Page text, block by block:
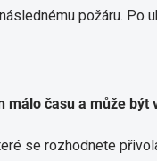
požáru. Po
málo času a může být
se rozhodnete